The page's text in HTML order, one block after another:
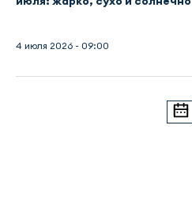
4 июля 2026 - 09:00